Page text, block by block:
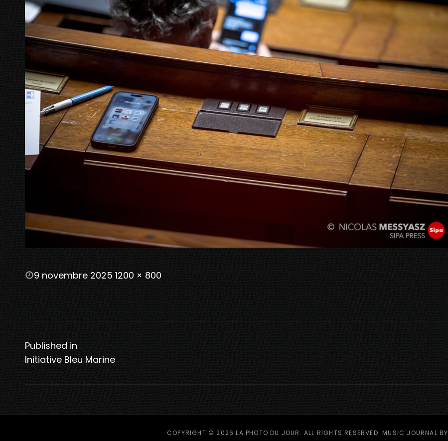
POSTED
9 novembre 2025
SIZE
1200 × 800
Navigation
de
l’article
Published in
Initiative Bleu Marine
COPYRIGHT © 2026 LA PHOTO DU JOUR . ALL RIGHTS RESERVED. MUSIC JOURNAL BY